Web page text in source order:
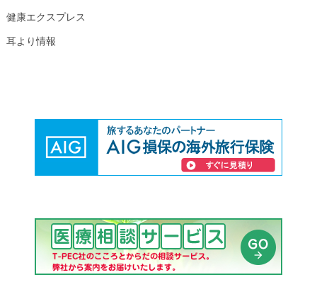
健康エクスプレス
耳より情報